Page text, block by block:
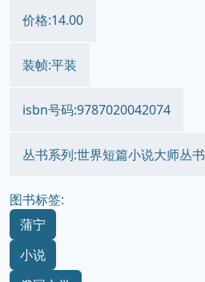
价格:14.00
装帧:平装
isbn号码:9787020042074
丛书系列:世界短篇小说大师丛书
图书标签:
蒲宁
小说